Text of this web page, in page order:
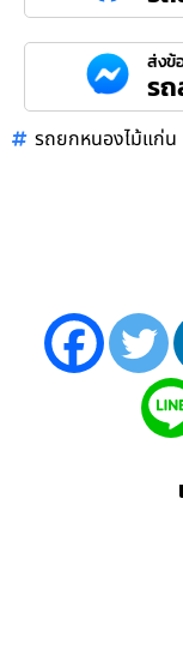
ส่งข้
ร
รถยกหนองไม้แก่น